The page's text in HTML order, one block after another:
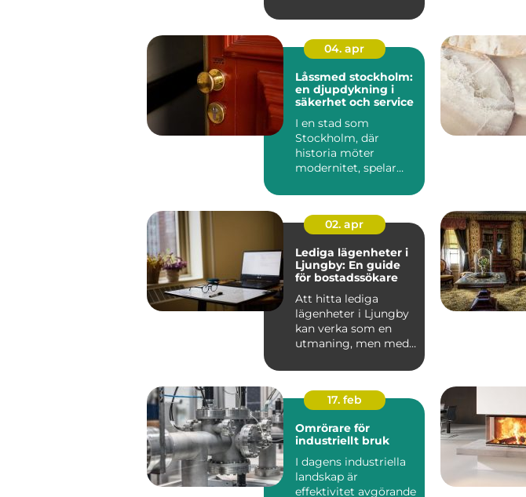
04. apr
Låssmed stockholm:
en djupdykning i
säkerhet och service
I en stad som
Stockholm, där
historia möter
modernitet, spelar
avgörande roll.
Låssmed S...
02. apr
Lediga lägenheter i
Ljungby: En guide
för bostadssökare
Att hitta lediga
lägenheter i Ljungby
kan verka som en
utmaning, men med
17. feb
Omrörare för
industriellt bruk
I dagens industriella
landskap är
effektivitet avgörande